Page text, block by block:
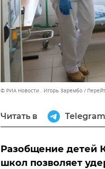
© РИА Новости . Игорь Зарембо
Читать в Telegram
Разобщение детей
школ позволяет